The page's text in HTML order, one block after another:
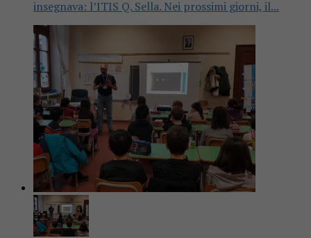
insegnava: l’ITIS Q. Sella. Nei prossimi giorni, il...